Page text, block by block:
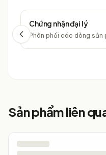
Chứng nhận đại lý
Phân phối các dòng sản
Sản phẩm liên